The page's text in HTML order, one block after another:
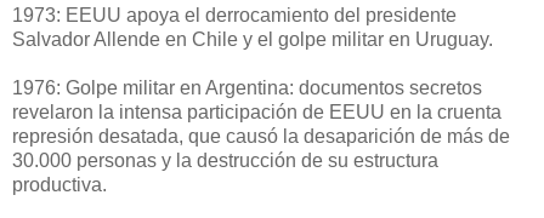
1973: EEUU apoya el derrocamiento del presidente
Salvador Allende en Chile y el golpe militar en Uruguay.
1976: Golpe militar en Argentina: documentos secretos
revelaron la intensa participación de EEUU en la cruenta
represión desatada, que causó la desaparición de más de
30.000 personas y la destrucción de su estructura
productiva.